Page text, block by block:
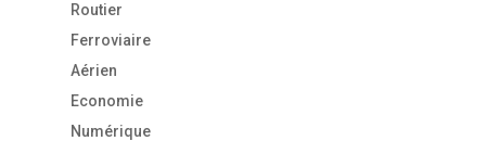
Routier
Ferroviaire
Aérien
Economie
Numérique